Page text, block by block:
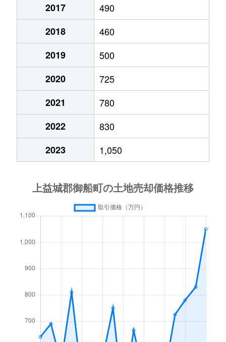
2017
490
2018
460
2019
500
2020
725
2021
780
2022
830
2023
1,050